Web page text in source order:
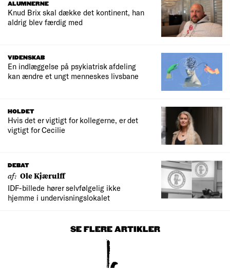
ALUMNERNE
Knud Brix skal dække det kontinent, han
aldrig blev færdig med
VIDENSKAB
En indlæggelse på psykiatrisk afdeling
kan ændre et ungt menneskes livsbane
HOLDET
Hvis det er vigtigt for kollegerne, er det
vigtigt for Cecilie
DEBAT
af: Ole Kjærulff
IDF-billede hører selvfølgelig ikke
hjemme i undervisningslokalet
SE FLERE ARTIKLER